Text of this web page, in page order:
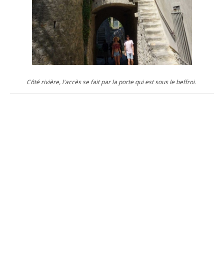
Côté rivière, l'accès se fait par la porte qui est sous le beffroi.